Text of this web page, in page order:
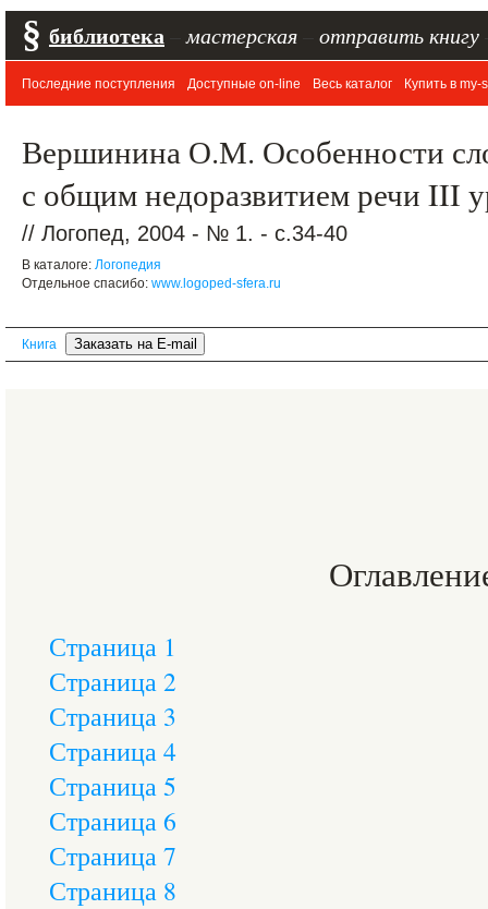
§ библиотека мастерская отправить книгу
Последние поступления Доступные on-line Весь каталог Купить в my-
Вершинина О.М. Особенности
с общим недоразвитием речи III
// Логопед, 2004 - № 1. - с.34-40
В каталоге: Логопедия
Отдельное спасибо: www.logoped-sfera.ru
Книга
Страница 1
Страница 2
Страница 3
Страница 4
Страница 5
Страница 6
Страница 7
Страница 8